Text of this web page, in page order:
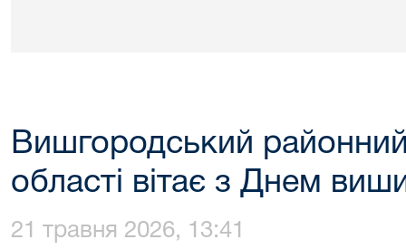
Вишгородський районний
області вітає з Днем
21 травня 2026, 13:41